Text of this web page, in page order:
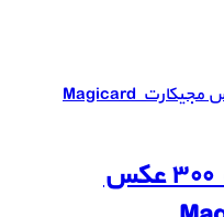
ریبون دستگاه چاپ کارت ۳۰۰ عکس